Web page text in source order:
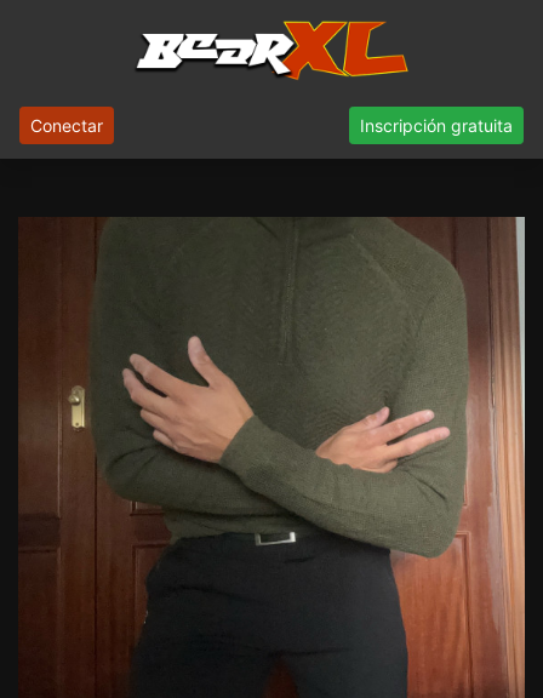
Conectar Inscripción gratuita